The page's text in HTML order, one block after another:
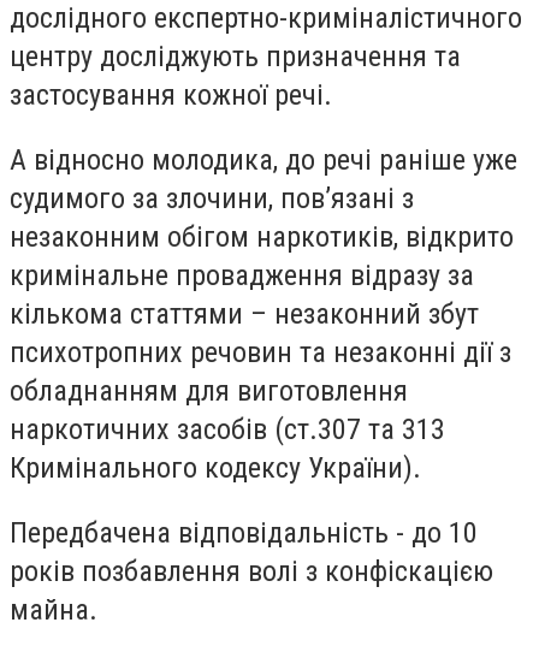
дослідного експертно-криміналістичного
центру досліджують призначення та
застосування кожної речі.
А відносно молодика, до речі раніше уже
судимого за злочини, пов’язані з
незаконним обігом наркотиків, відкрито
кримінальне провадження відразу за
кількома статтями – незаконний збут
психотропних речовин та незаконні дії з
обладнанням для виготовлення
наркотичних засобів (ст.307 та 313
Кримінального кодексу України).
Передбачена відповідальність - до 10
років позбавлення волі з конфіскацією
майна.